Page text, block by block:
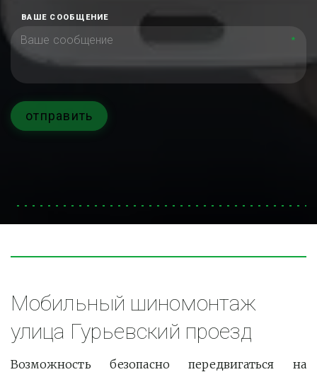
ВАШЕ СООБЩЕНИЕ
*
отправить
Мобильный шиномонтаж
улица Гурьевский проезд
Возможность безопасно передвигаться на